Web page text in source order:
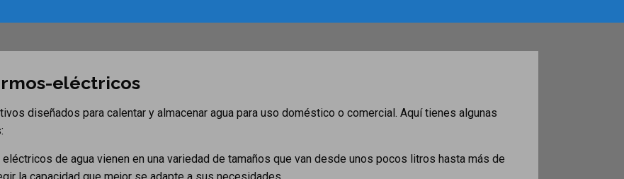
eléctricos
diseñados para calentar y almacenar agua para uso doméstico o comercial. Aquí tienes algunas
de agua vienen en una variedad de tamaños que van desde unos pocos litros hasta más de